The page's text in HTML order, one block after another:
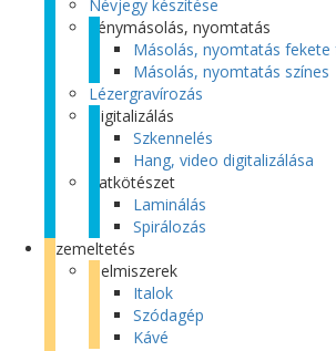
Névjegy készítése
Fénymásolás, nyomtatás
Másolás, nyomtatás fekete
Másolás, nyomtatás színes
Lézergravírozás
Digitalizálás
Szkennelés
Hang, video digitalizálása
Iratkötészet
Laminálás
Spirálozás
Üzemeltetés
Élelmiszerek
Italok
Szódagép
Kávé